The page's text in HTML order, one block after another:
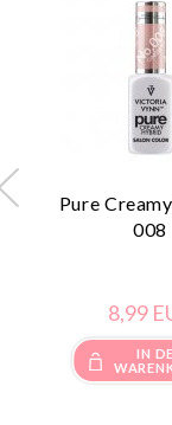
Pure
008
8,99
IN